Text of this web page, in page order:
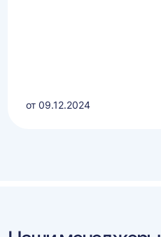
от 09.12.2024